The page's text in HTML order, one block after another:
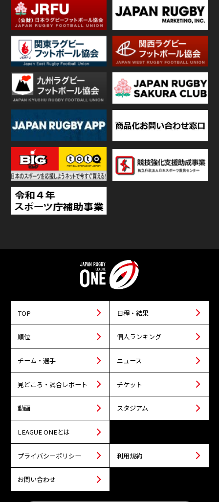
TOP 日程・結果
順位 個人ランキング
チーム・選手 ニュース
見どころ・試合レポート チケット
動画 スタジアム
LEAGUE ONEとは
プライバシーポリシー 利用規約
お問い合わせ